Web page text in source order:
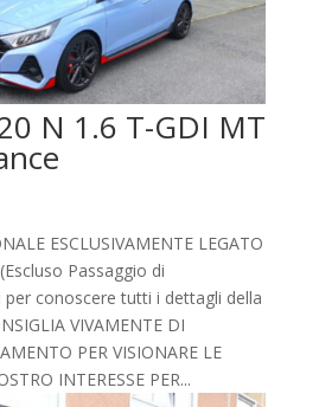
N 1.6 T-GDI MT
ESCLUSIVAMENTE LEGATO
Passaggio di
conoscere tutti i dettagli della
VIVAMENTE DI
PER VISIONARE LE
INTERESSE PER...